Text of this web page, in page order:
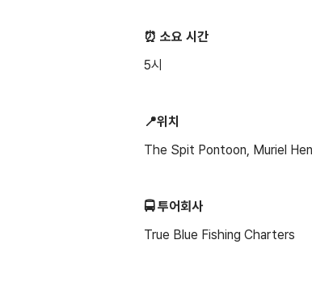
⏰ 소요 시간
5시
📍위치
The Spit Pontoon, Muriel
🚍 투어회사
True Blue Fishing Charters